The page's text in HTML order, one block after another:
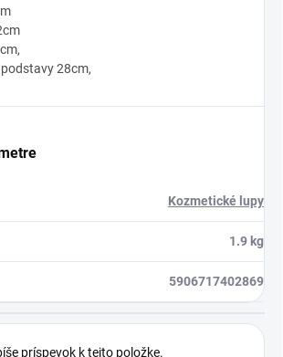
28cm,
Kozmetické lupy
1.9 kg
5906717402869
príspevok k tejto položke.